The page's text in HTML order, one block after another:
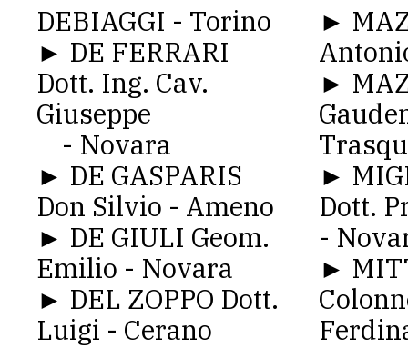
DEBIAGGI - Torino
► DE FERRARI
Dott. Ing. Cav.
Giuseppe
- Novara
► DE GASPARIS
Don Silvio - Ameno
► DE GIULI Geom.
Emilio - Novara
► DEL ZOPPO Dott.
Luigi - Cerano
►
►
►
Dott.
-
►